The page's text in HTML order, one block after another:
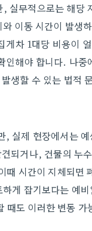
실무적으로는 해당
이동 시간이 발생
차 1대당 비용이
해야 합니다. 나
생할 수 있는 법적
실제 현장에서는
되거나, 건물의 누
시간이 지체되면
게 잡기보다는 예
도 이러한 변동